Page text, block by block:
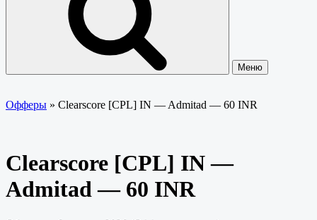
Меню
Офферы » Clearscore [CPL] IN — Admitad — 60 INR
Clearscore [CPL] IN —
Admitad — 60 INR